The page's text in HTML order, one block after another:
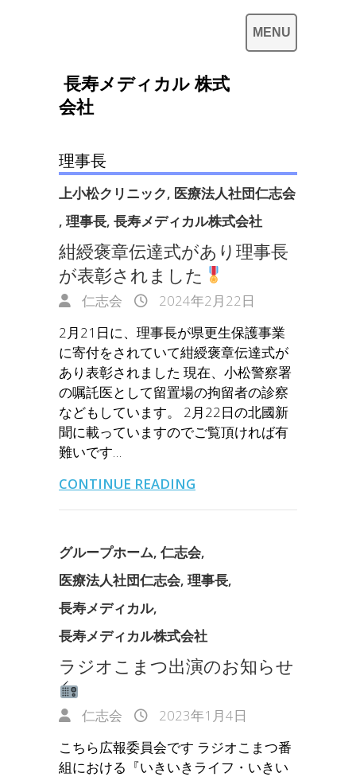
長寿メディカル 株式
会社
理事長
上小松クリニック, 医療法人社団仁志会
, 理事長, 長寿メディカル株式会社
紺綬褒章伝達式があり理事長
が表彰されました
仁志会
2024年2月22日
2月21日に、理事長が県更生保護事業
に寄付をされていて紺綬褒章伝達式が
あり表彰されました 現在、小松警察署
の嘱託医として留置場の拘留者の診察
などもしています。 2月22日の北國新
聞に載っていますのでご覧頂ければ有
難いです…
CONTINUE READING
グループホーム, 仁志会,
医療法人社団仁志会, 理事長,
長寿メディカル,
長寿メディカル株式会社
ラジオこまつ出演のお知らせ
仁志会
2023年1月4日
こちら広報委員会です ラジオこまつ番
組における『いきいきライフ・いきい